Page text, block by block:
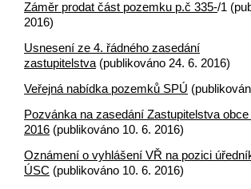
Záměr prodat část pozemku p.č 335-/1
2016)
Usnesení ze 4. řádného zasedání
zastupitelstva (publikováno 24. 6. 2016)
Veřejná nabídka pozemků SPÚ
Pozvánka na zasedání Zastupitelstva
2016 (publikováno 10. 6. 2016)
Oznámení o vyhlášení VŘ na pozici
ÚSC (publikováno 10. 6. 2016)